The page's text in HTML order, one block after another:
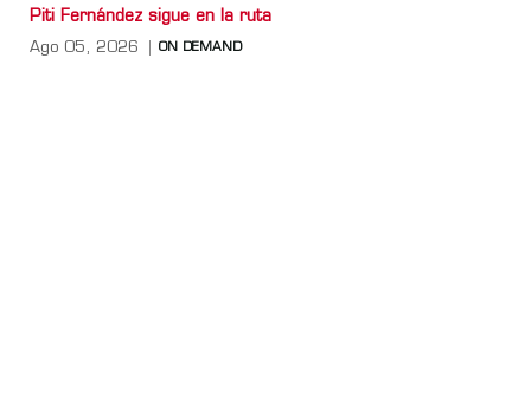
Piti Fernández sigue en la ruta
Ago 05, 2026 ON DEMAND